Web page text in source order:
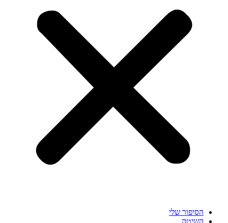
הסיפור שלי
השיטה